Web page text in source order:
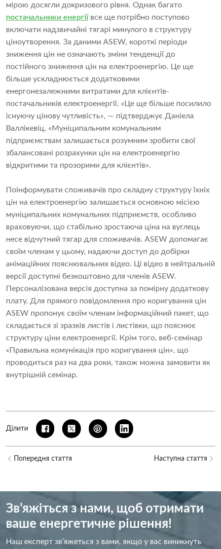
мірою досягли докризового рівня. Однак багато
постачальники енергіївсе ще потрібно поступово
включати надзвичайні тягарі минулого в структуру
ціноутворення. За даними ASEW, короткі періоди
зниження цін не означають зміни тенденції до
постійного зниження цін на електроенергію. Це ще
більше ускладнюється додатковими
енергонезалежними витратами для клієнтів-
постачальників електроенергії. «Це ще більше посилило
існуючу цінову чутливість», — підтверджує Даніела
Валлікевіц. «Муніципальним комунальним
підприємствам залишається розумним зробити свої
збалансовані розрахунки цін на електроенергію
відкритими та прозорими для клієнтів».
Поінформувати споживачів про складну структуру їхніх
цін на електроенергію залишається основною місією
муніципальних комунальних підприємств, особливо
враховуючи, що стабільно зростаюча ціна на вуглець
несе відчутний тягар для споживачів. ASEW допомагає
своїм членам у цьому, надаючи доступ до добірки
анімаційних пояснювальних відео. Ці відео в нейтральній
версії доступні безкоштовно для членів ASEW.
Персоналізована версія доступна за помірну додаткову
плату. Для прямого повідомлення про коригування цін
ASEW пропонує своїм членам інформаційний пакет, що
складається зі зразків листів і листівки, що пояснює
структуру ціни електроенергії. Крім того, веб-семінар
«Правильна комунікація про коригування цін», що
проводиться раз на два роки, також можна замовити як
внутрішній семінар.
Ділити
Попередня стаття Наступна стаття
Зв’яжіться з нами, щоб отримати
ваше енергетичне рішення!
Наш експерт зв’яжеться з вами, якщо у вас виникнуть